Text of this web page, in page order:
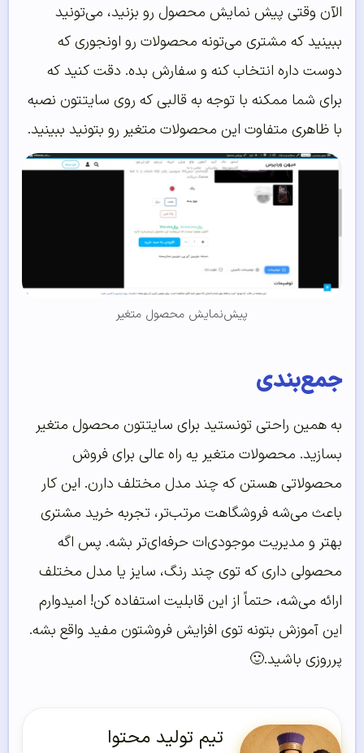
الآن وقتی پیش نمایش محصول رو بزنید، می‌تونید
ببینید که مشتری می‌تونه محصولات رو اونجوری که
دوست داره انتخاب کنه و سفارش بده. دقت کنید که
برای شما ممکنه با توجه به قالبی که روی سایتتون نصبه
با ظاهری متفاوت این محصولات متغیر رو بتونید ببینید.
پیش‌نمایش محصول متغیر
جمع‌بندی
به همین راحتی تونستید برای سایتتون محصول متغیر
بسازید. محصولات متغیر یه راه عالی برای فروش
محصولاتی هستن که چند مدل مختلف دارن. این کار
باعث می‌شه فروشگاهت مرتب‌تر، تجربه خرید مشتری
بهتر و مدیریت موجودی‌ات حرفه‌ای‌تر بشه. پس اگه
محصولی داری که توی چند رنگ، سایز یا مدل مختلف
ارائه می‌شه، حتماً از این قابلیت استفاده کن! امیدوارم
این آموزش بتونه توی افزایش فروشتون مفید واقع بشه.
پرروزی باشید.🙂
تیم تولید محتوا